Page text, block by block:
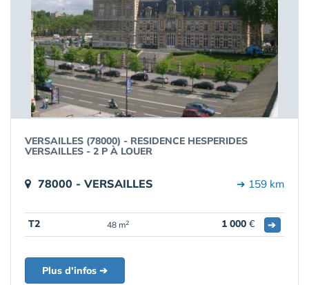
VERSAILLES (78000) - RESIDENCE HESPERIDES
VERSAILLES - 2 P À LOUER
78000 - VERSAILLES ➔ 159 km
T2 48 m2 1 000 € ➔
Plus d'infos ➔